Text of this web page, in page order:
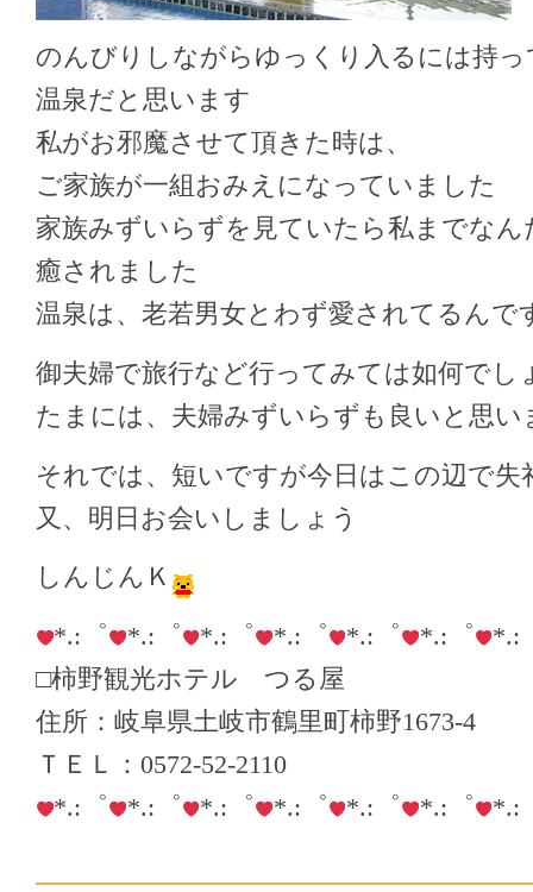
のんびりしながらゆっくり入るには持っ
温泉だと思います
私がお邪魔させて頂きた時は、
ご家族が一組おみえになっていました
家族みずいらずを見ていたら私までなん
癒されました
温泉は、老若男女とわず愛されてるんで
御夫婦で旅行など行ってみては如何でし
たまには、夫婦みずいらずも良いと思い
それでは、短いですが今日はこの辺で失
又、明日お会いしましょう
しんじんＫ
*.:゜ *.:゜ *.:゜ *.:゜ *.:゜ *.:゜
*.:
□柿野観光ホテル つる屋
住所：岐阜県土岐市鶴里町柿野1673-4
ＴＥＬ：0572-52-2110
*.:゜
*.:゜ *.:゜ *.:゜ *.:゜ *.:゜ *.: